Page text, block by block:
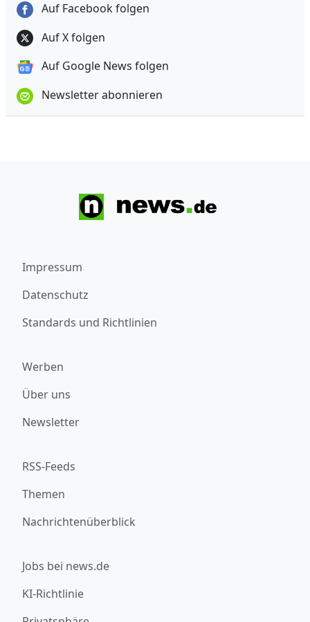
Auf Facebook folgen
Auf X folgen
Auf Google News folgen
Newsletter abonnieren
Impressum
Datenschutz
Standards und Richtlinien
Werben
Über uns
Newsletter
RSS-Feeds
Themen
Nachrichtenüberblick
Jobs bei news.de
KI-Richtlinie